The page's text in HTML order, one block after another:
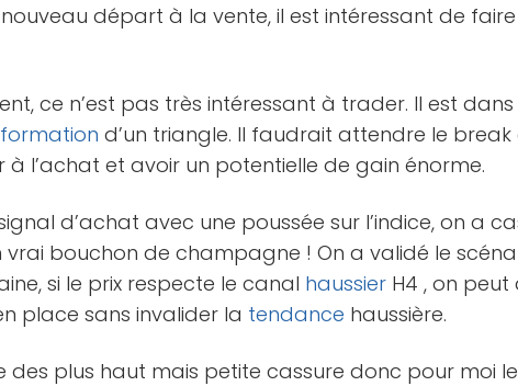
départ à la vente, il est intéressant de
ce n’est pas très intéressant à trader. Il est dans
formation d’un triangle. Il faudrait attendre le
l’achat et avoir un potentielle de gain énorme.
d’achat avec une poussée sur l’indice, on a
vrai bouchon de champagne ! On a validé le
si le prix respecte le canal haussier H4 , on peut
place sans invalider la tendance haussière.
des plus haut mais petite cassure donc pour moi le